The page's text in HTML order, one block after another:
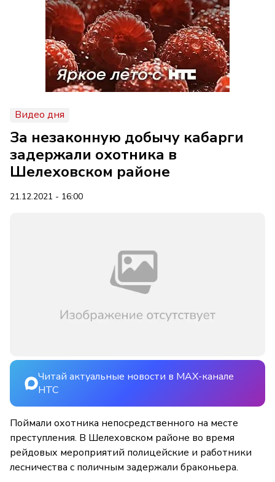
Видео дня
За незаконную добычу кабарги
задержали охотника в
Шелеховском районе
21.12.2021 - 16:00
Читай актуальные новости в MAX-канале
НТС
Поймали охотника непосредственного на месте
преступления. В Шелеховском районе во время
рейдовых мероприятий полицейские и работники
лесничества с поличным задержали браконьера.